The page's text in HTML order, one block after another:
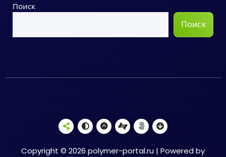
Поиск
Поиск
Copyright © 2026 polymer-portal.ru | Powered by